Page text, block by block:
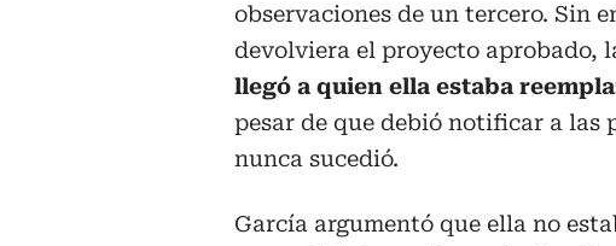
observaciones de un tercero. Sin
devolviera el proyecto aprobado,
llegó a quien ella estaba
pesar de que debió notificar a las
nunca sucedió.
García argumentó que ella no